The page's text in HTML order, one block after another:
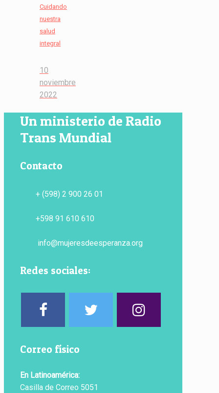
Cuidando
nuestra
salud
integral
10
noviembre
2022
Un ministerio de Radio
Trans Mundial
Contacto
+ (598) 2 900 26 01
+598 91 610 610
info@mujeresdeesperanza.org
Redes sociales:
Correo físico
En Latinoamérica:
Casilla de Correo 5051